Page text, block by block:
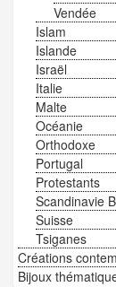
Vendée
Islam
Islande
Israël
Italie
Malte
Océanie
Orthodoxe
Portugal
Protestants
Scandinavie
Suisse
Tsiganes
Créations
Bijoux